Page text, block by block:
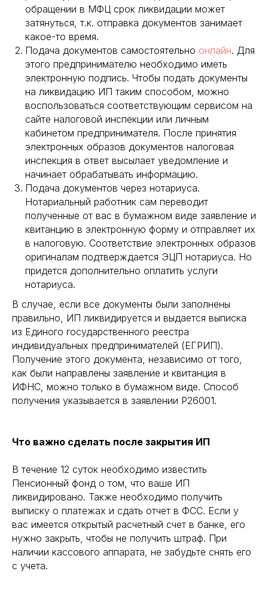
обращении в МФЦ срок ликвидации может
затянуться, т.к. отправка документов занимает
какое-то время.
Подача документов самостоятельно онлайн. Для
этого предпринимателю необходимо иметь
электронную подпись. Чтобы подать документы
на ликвидацию ИП таким способом, можно
воспользоваться соответствующим сервисом на
сайте налоговой инспекции или личным
кабинетом предпринимателя. После принятия
электронных образов документов налоговая
инспекция в ответ высылает уведомление и
начинает обрабатывать информацию.
Подача документов через нотариуса.
Нотариальный работник сам переводит
полученные от вас в бумажном виде заявление и
квитанцию в электронную форму и отправляет их
в налоговую. Соответствие электронных образов
оригиналам подтверждается ЭЦП нотариуса. Но
придется дополнительно оплатить услуги
нотариуса.
В случае, если все документы были заполнены
правильно, ИП ликвидируется и выдается выписка
из Единого государственного реестра
индивидуальных предпринимателей (ЕГРИП).
Получение этого документа, независимо от того,
как были направлены заявление и квитанция в
ИФНС, можно только в бумажном виде. Способ
получения указывается в заявлении Р26001.
Что важно сделать после закрытия ИП
В течение 12 суток необходимо известить
Пенсионный фонд о том, что ваше ИП
ликвидировано. Также необходимо получить
выписку о платежах и сдать отчет в ФСС. Если у
вас имеется открытый расчетный счет в банке, его
нужно закрыть, чтобы не получить штраф. При
наличии кассового аппарата, не забудьте снять его
с учета.